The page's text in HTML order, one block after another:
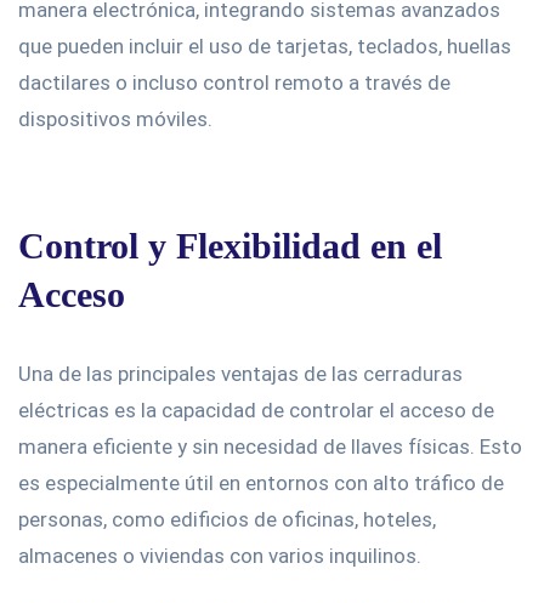
manera electrónica, integrando sistemas avanzados
que pueden incluir el uso de tarjetas, teclados, huellas
dactilares o incluso control remoto a través de
dispositivos móviles.
Control y Flexibilidad en el
Acceso
Una de las principales ventajas de las cerraduras
eléctricas es la capacidad de controlar el acceso de
manera eficiente y sin necesidad de llaves físicas. Esto
es especialmente útil en entornos con alto tráfico de
personas, como edificios de oficinas, hoteles,
almacenes o viviendas con varios inquilinos.